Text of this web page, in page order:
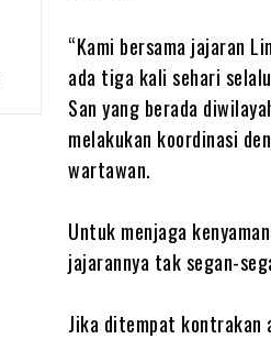
“Kami bersama jajaran
ada tiga kali sehari
San yang berada
melakukan koordinasi
wartawan.
Untuk menjaga
jajarannya tak segan-
Jika ditempat kontrakan